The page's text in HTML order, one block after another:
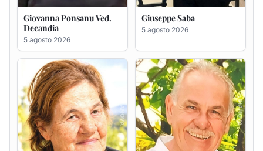
Maria Antonietta Orrù
ved. Peddio
5 agosto 2026
Giuseppe Deiana
5 agosto 2026